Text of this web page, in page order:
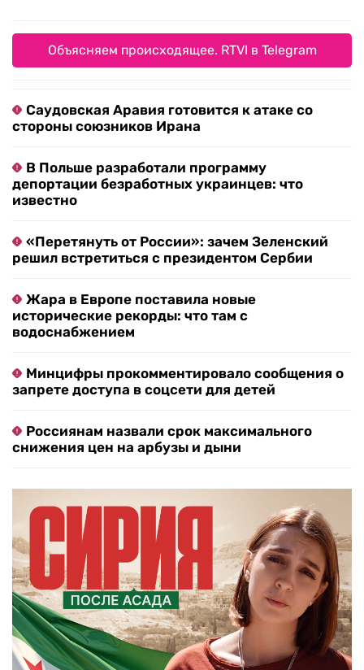
Объясняем происходящее. RTVI в Telegram
Саудовская Аравия готовится к атаке со
стороны союзников Ирана
В Польше разработали программу
депортации безработных украинцев: что
известно
«Перетянуть от России»: зачем Зеленский
решил встретиться с президентом Сербии
Жара в Европе поставила новые
исторические рекорды: что там с
водоснабжением
Минцифры прокомментировало сообщения о
запрете доступа в соцсети для детей
Россиянам назвали срок максимального
снижения цен на арбузы и дыни